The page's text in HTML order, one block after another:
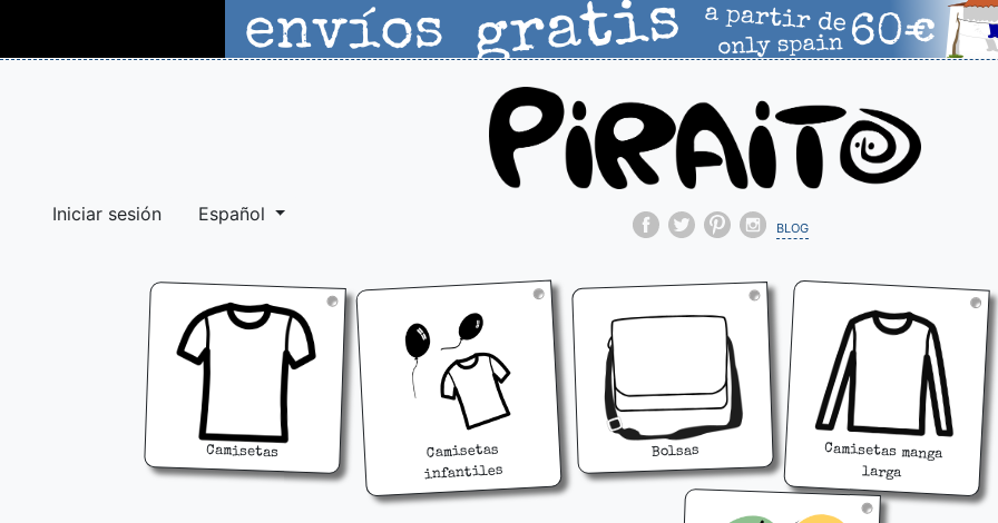
Iniciar sesión Español
blog
Camisetas Camisetas
infantiles
Bolsas Camisetas manga
larga